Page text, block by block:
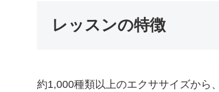
レッスンの特徴
約1,000種類以上のエクササイズから